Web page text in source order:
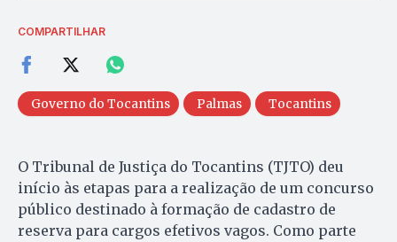
COMPARTILHAR
Governo do Tocantins Palmas Tocantins
O Tribunal de Justiça do Tocantins (TJTO) deu
início às etapas para a realização de um concurso
público destinado à formação de cadastro de
reserva para cargos efetivos vagos. Como parte